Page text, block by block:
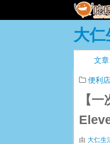
大仁
文章
便利店
【
由 大仁生